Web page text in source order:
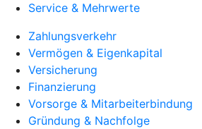
Service & Mehrwerte
Zahlungsverkehr
Vermögen & Eigenkapital
Versicherung
Finanzierung
Vorsorge & Mitarbeiterbindung
Gründung & Nachfolge